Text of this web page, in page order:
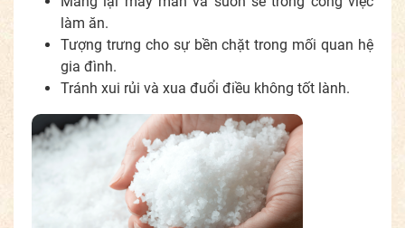
làm ăn.
Tượng trưng cho sự bền chặt trong mối quan hệ
gia đình.
Tránh xui rủi và xua đuổi điều không tốt lành.